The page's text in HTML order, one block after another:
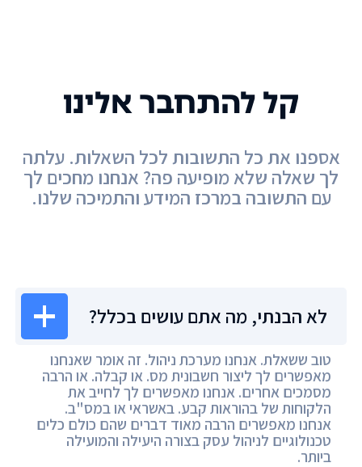
לא הבנתי, מה אתם עושים בכלל?
טוב ששאלת. אנחנו מערכת ניהול. זה אומר שאנחנו
מאפשרים לך ליצור חשבונית מס. או קבלה. או הרבה
מסמכים אחרים. אנחנו מאפשרים לך לחייב את
הלקוחות של בהוראות קבע. באשראי או במס"ב.
אנחנו מאפשרים הרבה מאוד דברים שהם כולם כלים
טכנולוגיים לניהול עסק בצורה היעילה והמועילה
ביותר.
קל להתחבר אלינו
אספנו את כל התשובות לכל השאלות. עלתה
לך שאלה שלא מופיעה פה? אנחנו מחכים לך
עם התשובה במרכז המידע והתמיכה שלנו.